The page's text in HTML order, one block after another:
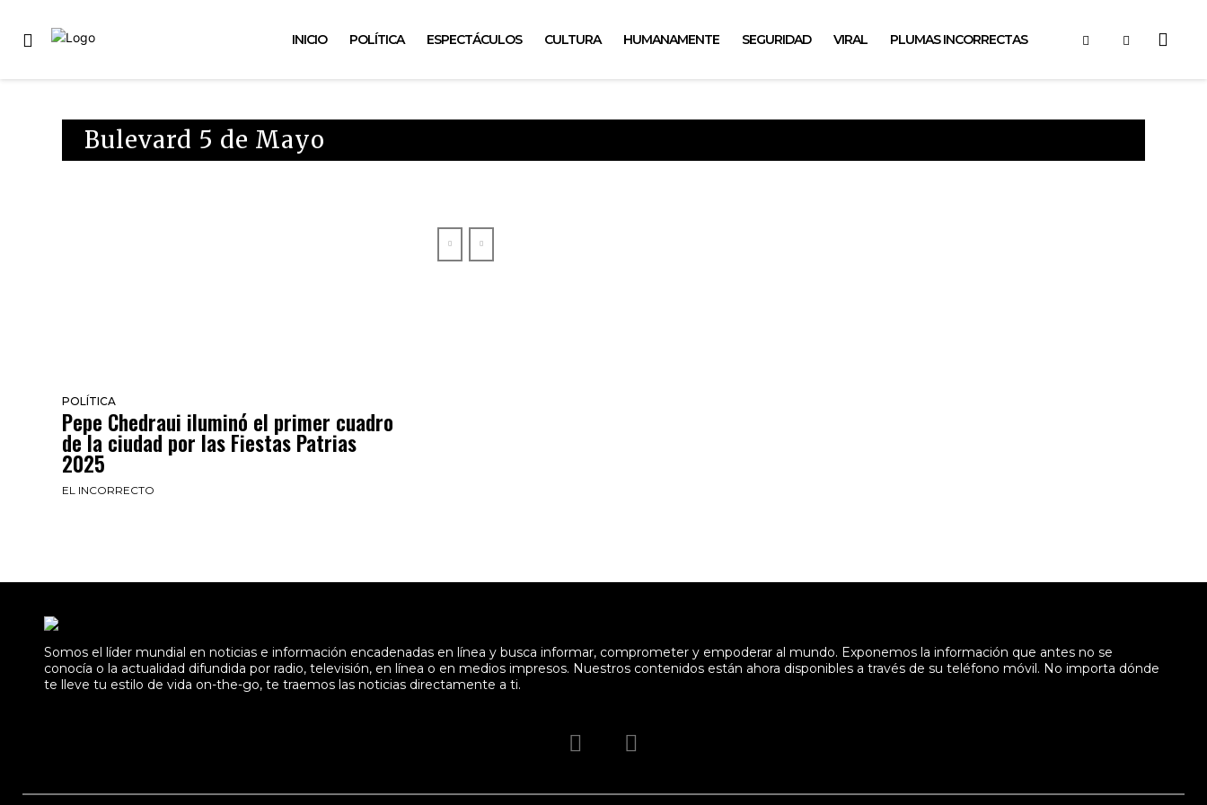
INICIO POLÍTICA ESPECTÁCULOS CULTURA HUMANAMENTE SEGURIDAD VIRAL PLUMAS INCORRECTAS
Bulevard 5 de Mayo
POLÍTICA
Pepe Chedraui iluminó el primer cuadro
de la ciudad por las Fiestas Patrias
2025
EL INCORRECTO
Somos el líder mundial en noticias e información encadenadas en línea y busca informar, comprometer y empoderar al mundo. Exponemos la información que antes no se
conocía o la actualidad difundida por radio, televisión, en línea o en medios impresos. Nuestros contenidos están ahora disponibles a través de su teléfono móvil. No importa dónde
te lleve tu estilo de vida on-the-go, te traemos las noticias directamente a ti.